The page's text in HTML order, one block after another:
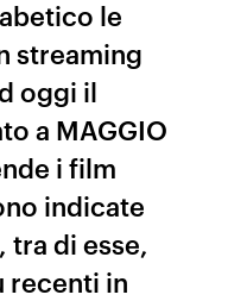
le
streaming
oggi il
a MAGGIO
i film
indicate
tra di esse,
recenti in